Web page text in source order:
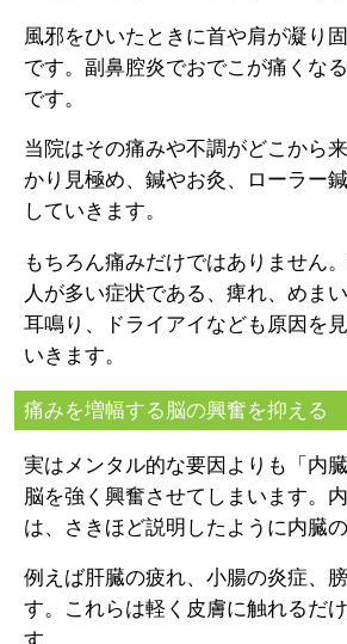
風邪をひいたときに首や肩が凝り
です。副鼻腔炎でおでこが痛くな
です。
当院はその痛みや不調がどこから
かり見極め、鍼やお灸、ローラー
していきます。
もちろん痛みだけではありません
人が多い症状である、痺れ、めま
耳鳴り、ドライアイなども原因を
いきます。
痛みを増幅する脳の興奮を抑える
実はメンタル的な要因よりも「内
脳を強く興奮させてしまいます。
は、さきほど説明したように内臓
例えば肝臓の疲れ、小腸の炎症、
す。これらは軽く皮膚に触れるだ